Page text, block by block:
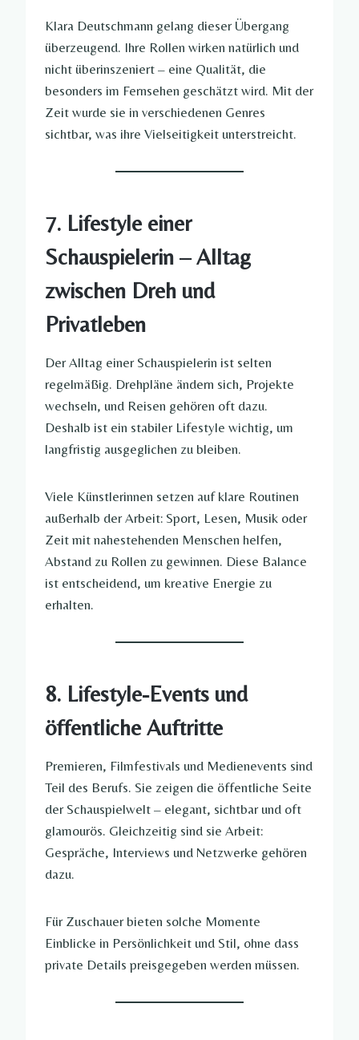
Klara Deutschmann gelang dieser Übergang
überzeugend. Ihre Rollen wirken natürlich und
nicht überinszeniert – eine Qualität, die
besonders im Fernsehen geschätzt wird. Mit der
Zeit wurde sie in verschiedenen Genres
sichtbar, was ihre Vielseitigkeit unterstreicht.
7. Lifestyle einer
Schauspielerin – Alltag
zwischen Dreh und
Privatleben
Der Alltag einer Schauspielerin ist selten
regelmäßig. Drehpläne ändern sich, Projekte
wechseln, und Reisen gehören oft dazu.
Deshalb ist ein stabiler Lifestyle wichtig, um
langfristig ausgeglichen zu bleiben.
Viele Künstlerinnen setzen auf klare Routinen
außerhalb der Arbeit: Sport, Lesen, Musik oder
Zeit mit nahestehenden Menschen helfen,
Abstand zu Rollen zu gewinnen. Diese Balance
ist entscheidend, um kreative Energie zu
erhalten.
8. Lifestyle-Events und
öffentliche Auftritte
Premieren, Filmfestivals und Medienevents sind
Teil des Berufs. Sie zeigen die öffentliche Seite
der Schauspielwelt – elegant, sichtbar und oft
glamourös. Gleichzeitig sind sie Arbeit:
Gespräche, Interviews und Netzwerke gehören
dazu.
Für Zuschauer bieten solche Momente
Einblicke in Persönlichkeit und Stil, ohne dass
private Details preisgegeben werden müssen.